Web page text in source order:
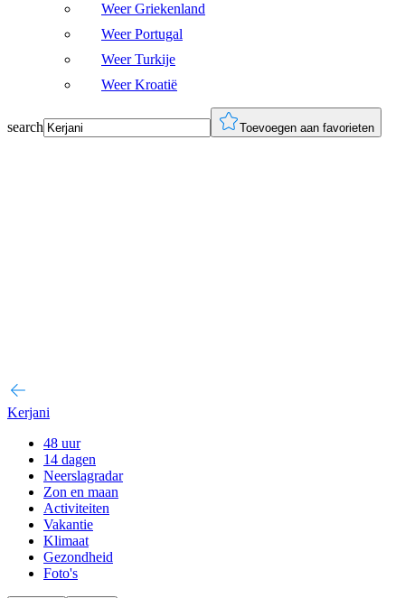
Weer Griekenland
Weer Portugal
Weer Turkije
Weer Kroatië
search Toevoegen aan favorieten
Kerjani
48 uur
14 dagen
Neerslagradar
Zon en maan
Activiteiten
Vakantie
Klimaat
Gezondheid
Foto's